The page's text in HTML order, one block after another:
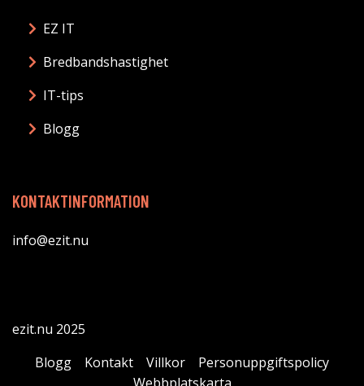
EZ IT
Bredbandshastighet
IT-tips
Blogg
KONTAKTINFORMATION
info@ezit.nu
ezit.nu 2025
Blogg
Kontakt Villkor
Personuppgiftspolicy